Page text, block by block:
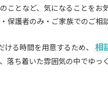
ことなど、気になることをお
保護者のみ・ご家族でのご相
る時間を用意するため、 相
落ち着いた雰囲気の中でゆっ